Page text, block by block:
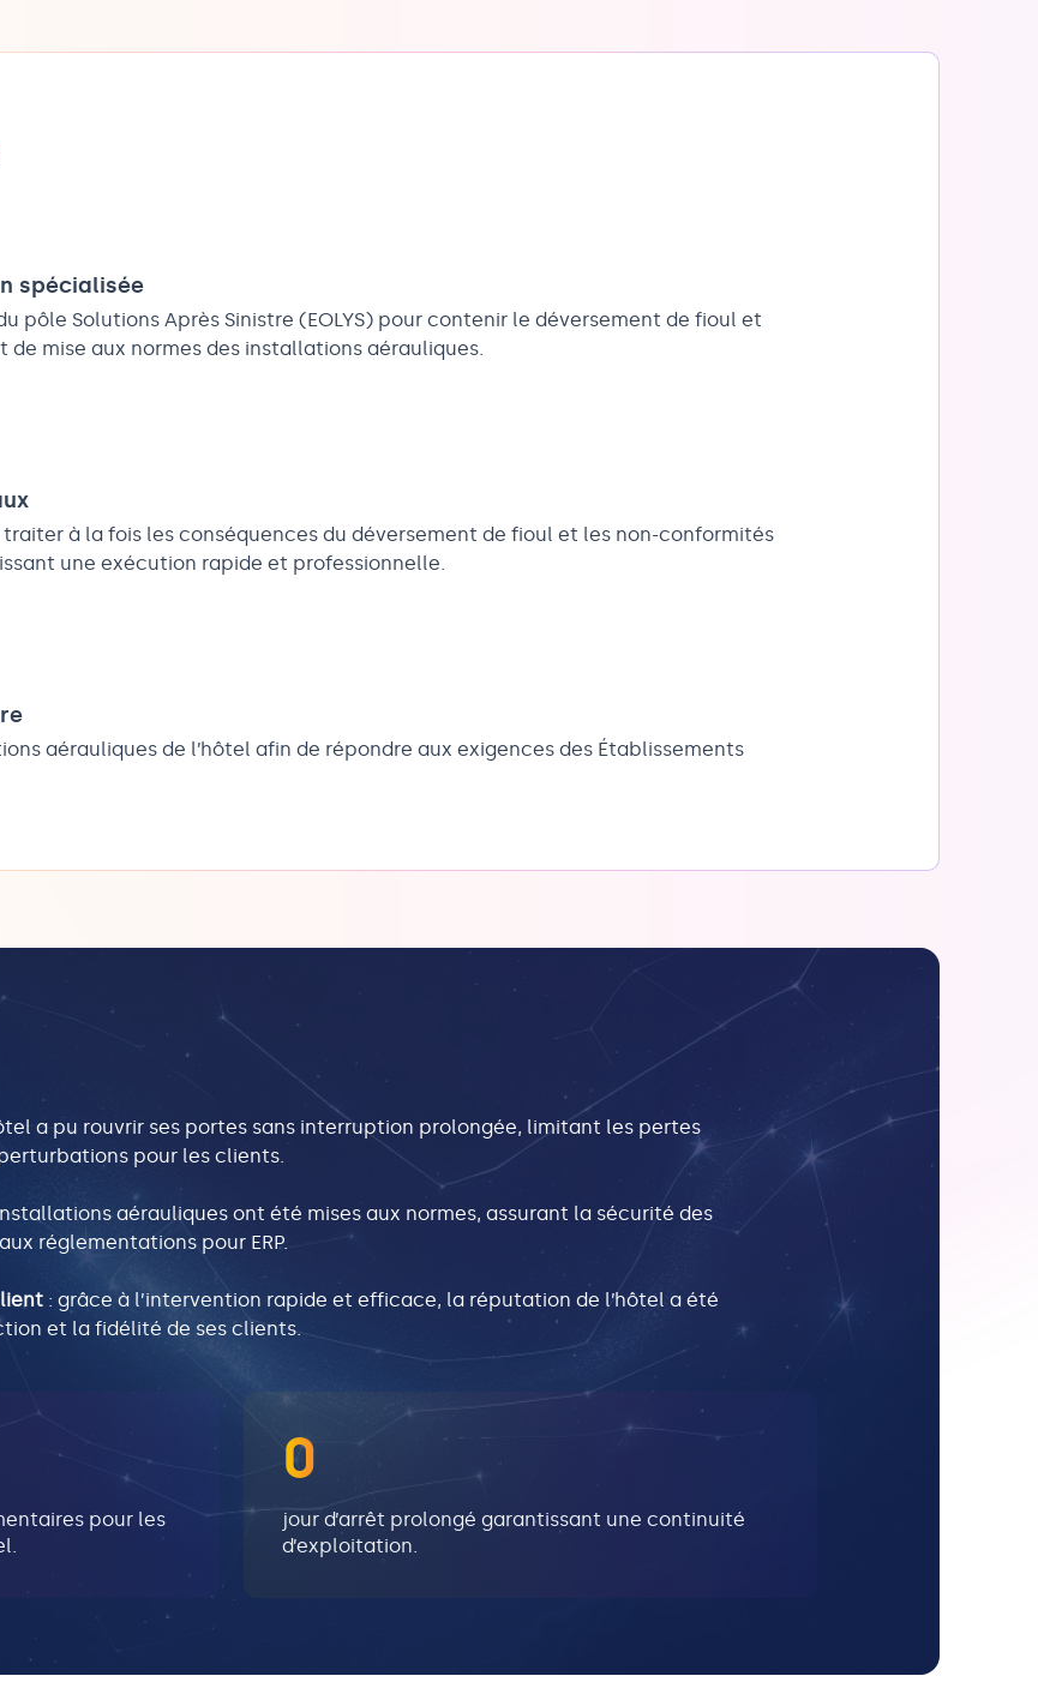
spécialisée
pôle Solutions Après Sinistre (EOLYS) pour contenir le déversement de fioul et
de mise aux normes des installations aérauliques.
à la fois les conséquences du déversement de fioul et les non-conformités
une exécution rapide et professionnelle.
aérauliques de l’hôtel afin de répondre aux exigences des Établissements
a pu rouvrir ses portes sans interruption prolongée, limitant les pertes
pour les clients.
aérauliques ont été mises aux normes, assurant la sécurité des
réglementations pour ERP.
: grâce à l’intervention rapide et efficace, la réputation de l’hôtel a été
et la fidélité de ses clients.
pour les
0
jour d’arrêt prolongé garantissant une continuité
d’exploitation.